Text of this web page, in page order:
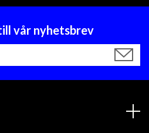
vår nyhetsbrev